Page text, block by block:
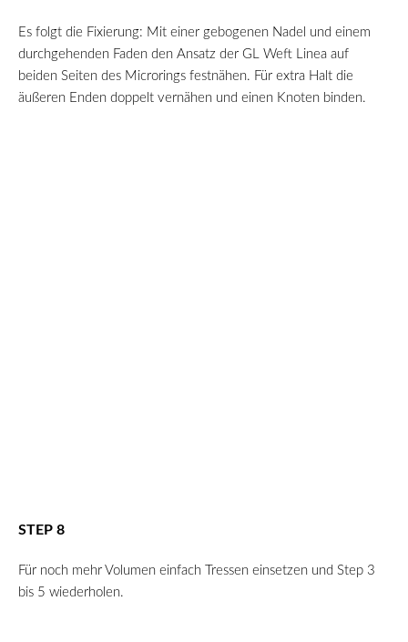
Es folgt die Fixierung: Mit einer gebogenen Nadel und einem
durchgehenden Faden den Ansatz der GL Weft Linea auf
beiden Seiten des Microrings festnähen. Für extra Halt die
äußeren Enden doppelt vernähen und einen Knoten binden.
STEP 8
Für noch mehr Volumen einfach Tressen einsetzen und Step 3
bis 5 wiederholen.